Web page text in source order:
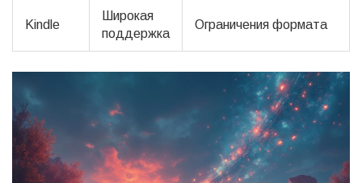
Kindle
Широкая
поддержка
Ограничения формата